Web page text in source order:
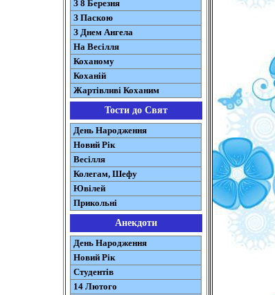
З 8 Березня
З Паскою
З Днем Ангела
На Весілля
Коханому
Коханій
Жартівливі Коханим
Тости до Свят
День Народження
Новий Рік
Весілля
Колегам, Шефу
Ювілей
Прикольні
Анекдоти
День Народження
Новий Рік
Студентів
14 Лютого